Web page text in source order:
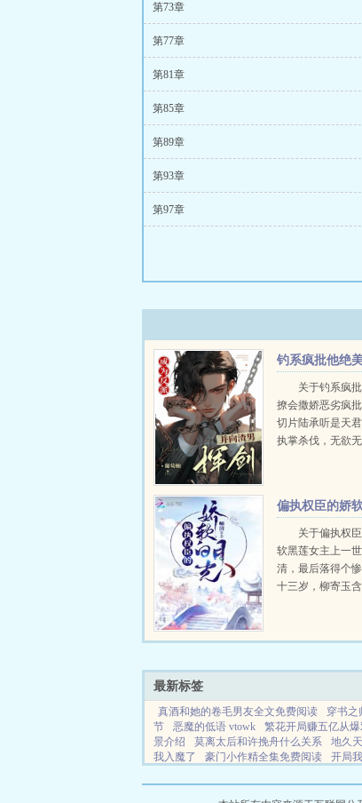
第73章
第77章
第81章
第85章
第89章
第93章
第97章
钓系疯批他绝
宠会撩会撒娇
关于钓系疯
撩会撒娇恶劣疯
切片陆承听是天
执掌杀伐，无欲
生。被忍无可...
偏执权臣的娇
关于偏执权
软黑莲女主上一
清，最后落得个
十三岁，柳寄玉
疼。梅疏玉觉得
最新标签
真酒和她的卷毛男友全文免费阅读 穿书之
节
恶魔的低语 vtowk 繁花开局赚五亿从
景介绍
莫离太后和许挽舟什么关系 地久
我入魔了
豪门小作精全集免费阅读 开局
采补的
重生到未来的 全职猎人 真14是谁